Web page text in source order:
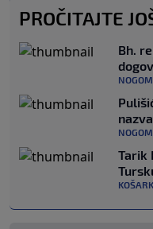
PROČITAJTE
Bh.
Tarik